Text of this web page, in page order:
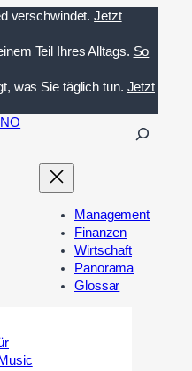
verschwindet. Jetzt
Teil Ihres Alltags. So
was Sie täglich tun. Jetzt
n
Management
Finanzen
Wirtschaft
Panorama
Glossar